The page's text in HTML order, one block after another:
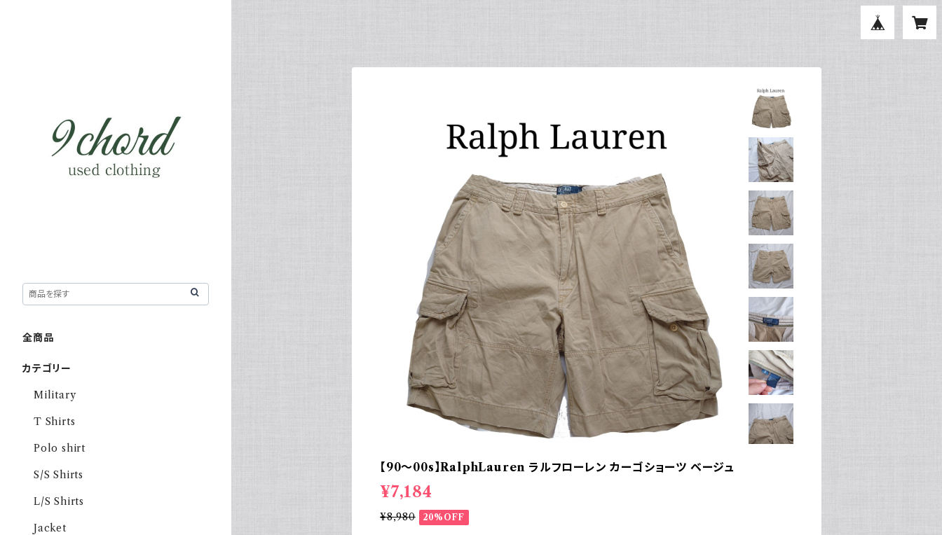
【90～00s】RalphLauren ラルフローレン カーゴショーツ ベージュ
¥7,184
¥8,980 20%OFF
全商品
カテゴリー
Military
T Shirts
Polo shirt
S/S Shirts
L/S Shirts
Jacket